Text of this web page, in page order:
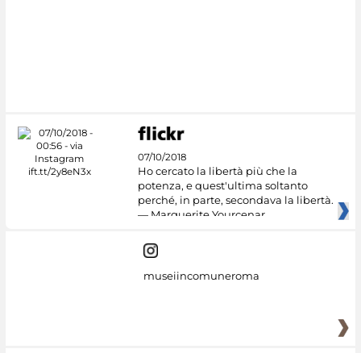
07/10/2018
Ho cercato la libertà più che la
potenza, e quest'ultima soltanto
perché, in parte, secondava la libertà.
— Marguerite Yourcenar
museiincomuneroma